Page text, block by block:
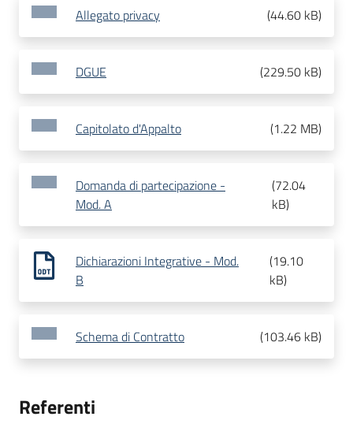
Allegato privacy (44.60 kB)
DGUE (229.50 kB)
Capitolato d'Appalto (1.22 MB)
Domanda di partecipazione -
Mod. A
(72.04
kB)
Dichiarazioni Integrative - Mod.
B
(19.10
kB)
Schema di Contratto (103.46 kB)
Referenti